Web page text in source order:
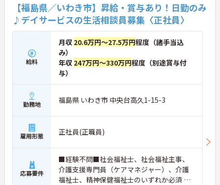
【福島県／いわき市】昇給・賞与あり！日勤のみ
♪デイサービスの生活相談員募集〈正社員〉
給料
月収 20.6万円～27.5万円程度（諸手当込
み）
年収 247万円～330万円程度（別途賞与付
与）
勤務地 福島県 いわき市 中央台高久1-15-3
雇用形態 正社員(正職員)
応募要件
■経験不問■社会福祉士、社会福祉主事、
介護支援専門員（ケアマネジャー）、介護
福祉士、精神保健福祉士のいずれか必須 ※